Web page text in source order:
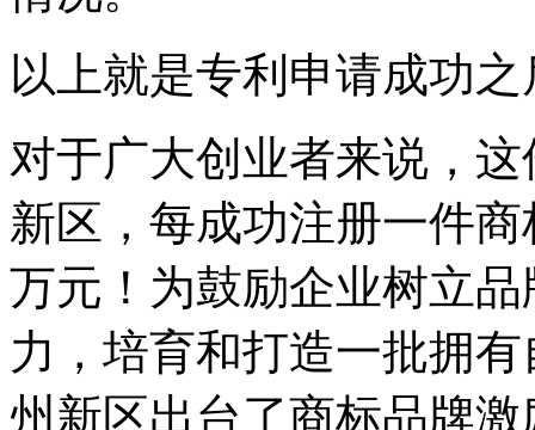
以上就是专利申请成功
对于广大创业者来说，
新区，每成功注册一件
万元！为鼓励企业树立
力，培育和打造一批拥
州新区出台了商标品牌